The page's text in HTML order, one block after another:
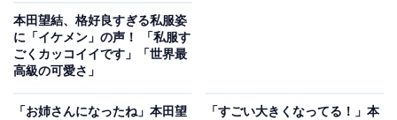
本田望結、格好良すぎる私服姿
に「イケメン」の声！ 「私服す
ごくカッコイイです」「世界最
高級の可愛さ」
「お姉さんになったね」本田望
「すごい大きくなってる！」本